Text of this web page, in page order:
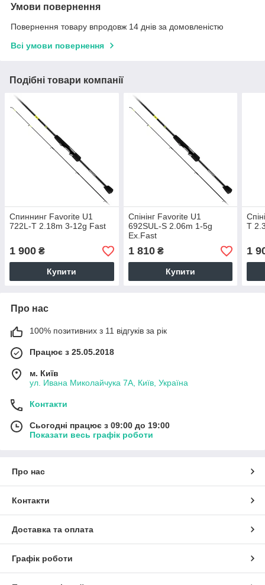
Умови повернення
Повернення товару впродовж 14 днів за домовленістю
Всі умови повернення
Подібні товари компанії
Спиннинг Favorite U1
722L-T 2.18m 3-12g Fast
1 900 ₴
Купити
Спінінг Favorite U1
692SUL-S 2.06m 1-5g
Ex.Fast
1 810₴
Купити
T
1
Про нас
100% позитивних з 11 відгуків за рік
Працює з 25.05.2018
м. Київ
ул. Ивана Миколайчука 7А, Київ, Україна
Контакти
Сьогодні працює з 09:00 до 19:00
Показати весь графік роботи
Про нас
Контакти
Доставка та оплата
Графік роботи